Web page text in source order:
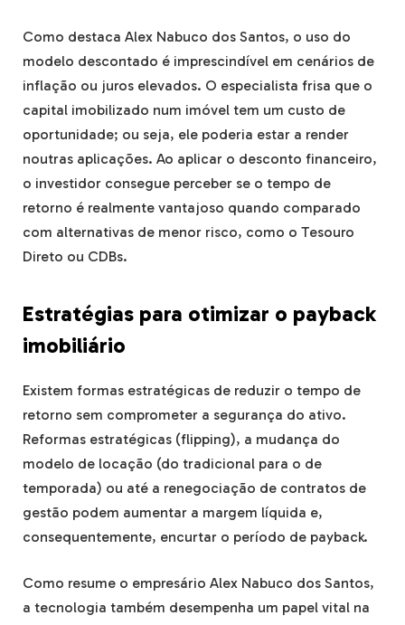
Como destaca Alex Nabuco dos Santos, o uso do
modelo descontado é imprescindível em cenários de
inflação ou juros elevados. O especialista frisa que o
capital imobilizado num imóvel tem um custo de
oportunidade; ou seja, ele poderia estar a render
noutras aplicações. Ao aplicar o desconto financeiro,
o investidor consegue perceber se o tempo de
retorno é realmente vantajoso quando comparado
com alternativas de menor risco, como o Tesouro
Direto ou CDBs.
Estratégias para otimizar o payback
imobiliário
Existem formas estratégicas de reduzir o tempo de
retorno sem comprometer a segurança do ativo.
Reformas estratégicas (flipping), a mudança do
modelo de locação (do tradicional para o de
temporada) ou até a renegociação de contratos de
gestão podem aumentar a margem líquida e,
consequentemente, encurtar o período de payback.
Como resume o empresário Alex Nabuco dos Santos,
a tecnologia também desempenha um papel vital na